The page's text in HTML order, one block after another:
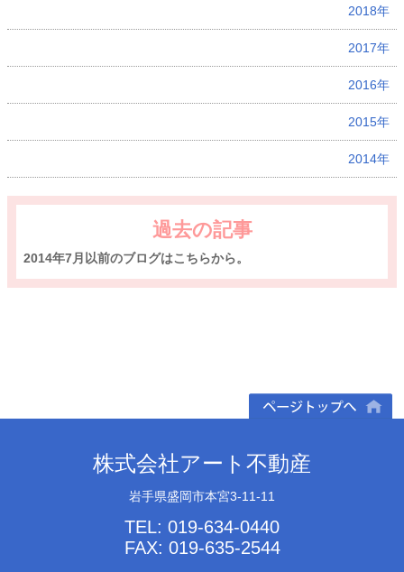
2018年
2017年
2016年
2015年
2014年
過去の記事
2014年7月以前のブログはこちらから。
株式会社アート不動産
岩手県盛岡市本宮3-11-11
TEL: 019-634-0440
FAX: 019-635-2544